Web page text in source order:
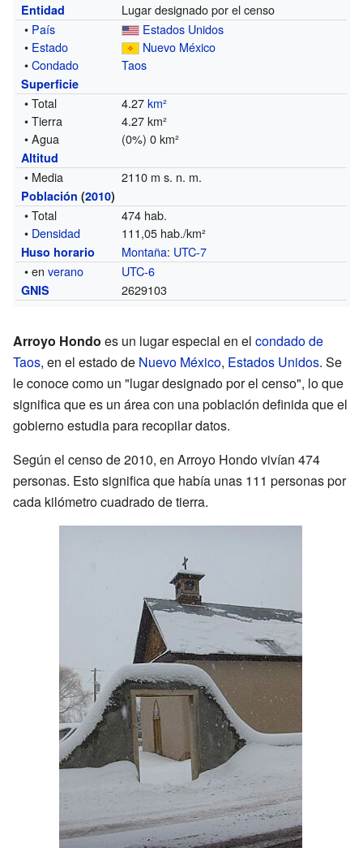
Entidad
Lugar designado por el censo
• País
Estados Unidos
• Estado
Nuevo México
•Condado Taos
Superficie
• Total 4.27km²
• Tierra
4.27 km²
• Agua
(0%) 0 km²
Altitud
• Media 2110 m s. n. m.
Población (2010)
• Total
474 hab.
• Densidad 111,05 hab./km²
Huso horario Montaña: UTC-7
• enverano UTC-6
GNIS 2629103
Arroyo Hondo es un lugar especial en el condado de
Taos, en el estado de Nuevo México, Estados Unidos. Se
le conoce como un "lugar designado por el censo", lo que
significa que es un área con una población definida que el
gobierno estudia para recopilar datos.
Según el censo de 2010, en Arroyo Hondo vivían 474
personas. Esto significa que había unas 111 personas por
cada kilómetro cuadrado de tierra.